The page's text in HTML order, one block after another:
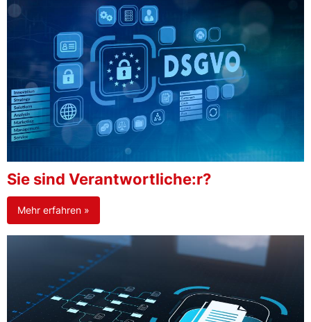
Sie sind Verantwortliche:r?
Mehr erfahren »